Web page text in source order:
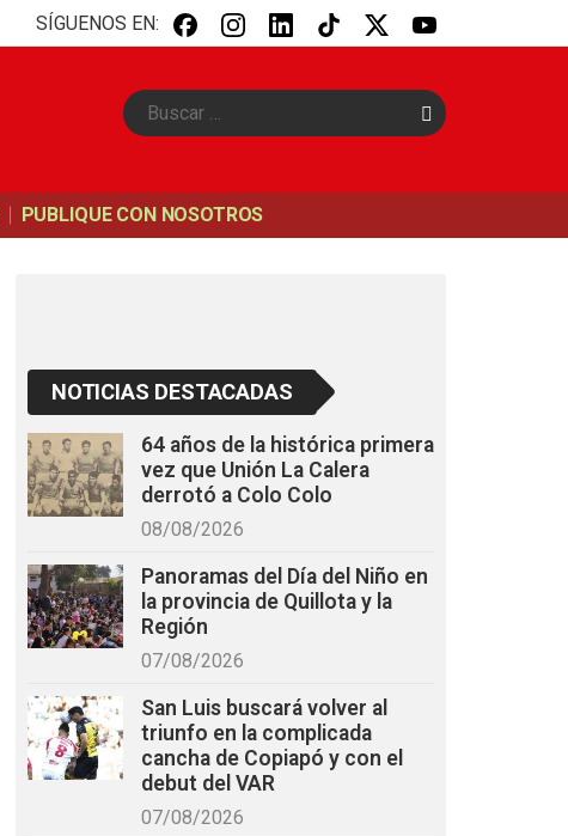
SÍGUENOS EN:
B
u
PUBLIQUE CON NOSOTROS
NOTICIAS DESTACADAS
64 años de la histórica primera
vez que Unión La Calera
derrotó a Colo Colo
08/08/2026
Panoramas del Día del Niño en
la provincia de Quillota y la
Región
07/08/2026
San Luis buscará volver al
triunfo en la complicada
cancha de Copiapó y con el
debut del VAR
07/08/2026